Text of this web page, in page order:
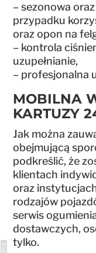
– sezonowa
przypadku
oraz opon na
– kontrola
uzupełnianie,
– profesjonalna
MOBILNA
KARTUZY
Jak można
obejmującą
podkreślić, że
klientach
oraz
rodzajów
serwis
dostawczych,
tylko.